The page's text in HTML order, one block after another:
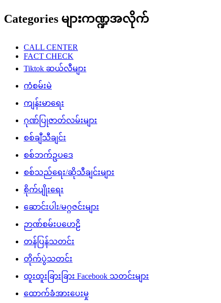
Categories များကဏ္ဍအလိုက်
CALL CENTER
FACT CHECK
Tiktok ဆယ်လီများ
ကံစမ်းမဲ
ကျန်းမာရေး
ဂုဏ်ပြုဇာတ်လမ်းများ
စစ်ချီသီချင်း
စစ်ဘက်ဥပဒေ
စစ်သည်ရေး/ဆိုသီချင်းများ
စိုက်ပျိုးရေး
ဆောင်းပါး/မဂ္ဂဇင်းများ
ဉာဏ်စမ်းပဟေဠိ
တန်ပြန်သတင်း
တိုက်ပွဲသတင်း
ထူးထူးခြားခြား Facebook သတင်းများ
ထောက်ခံအားပေးမှု